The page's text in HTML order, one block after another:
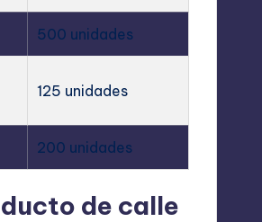
500 unidades
125 unidades
200 unidades
de calle